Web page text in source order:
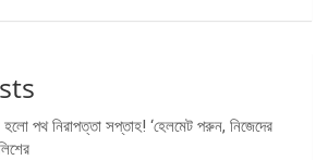
পথ নিরাপত্তা সপ্তাহ! ‘হেলমেট পরুন, নিজেদের